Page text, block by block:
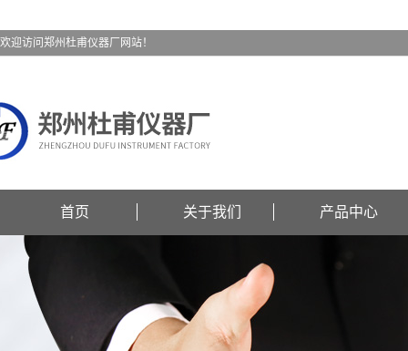
欢迎访问郑州杜甫仪器厂网站！
首页 关于我们 产品中心